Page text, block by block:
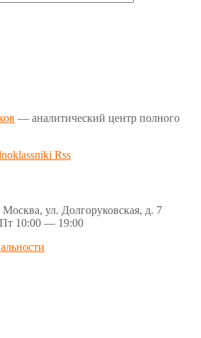
— аналитический центр полного
Rss
Москва, ул. Долгоруковская, д. 7
10:00 — 19:00